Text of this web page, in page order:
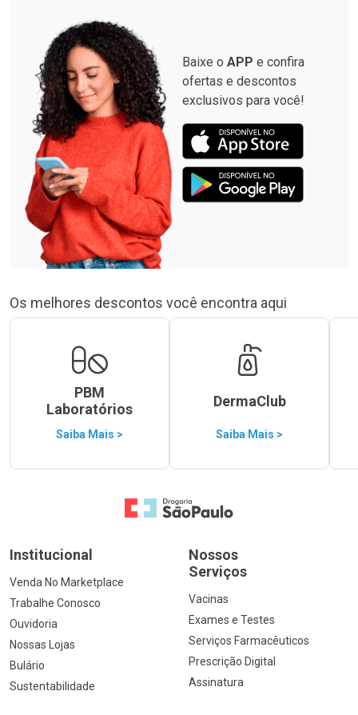
Baixe o APP e confira
ofertas e descontos
exclusivos para você!
Os melhores descontos você encontra aqui
PBM
Laboratórios
Saiba Mais >
DermaClub
Saiba Mais >
Ir para a Home
Institucional
Venda No Marketplace
Trabalhe Conosco
Ouvidoria
Nossas Lojas
Bulário
Sustentabilidade
Nossos
Serviços
Vacinas
Exames e Testes
Serviços Farmacêuticos
Prescrição Digital
Assinatura